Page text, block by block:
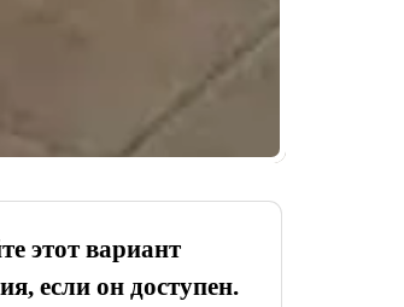
этот вариант
если он доступен.